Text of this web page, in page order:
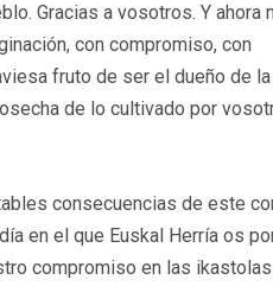
Gracias a vosotros. Y ahora
con compromiso, con
fruto de ser el dueño de la
de lo cultivado por
consecuencias de este
en el que Euskal Herría os
compromiso en las ikastolas